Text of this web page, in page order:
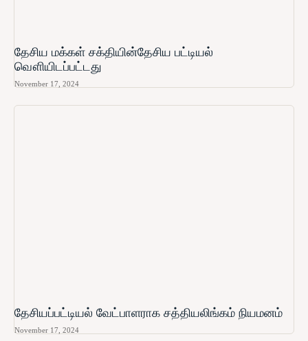
தேசிய மக்கள் சக்தியின்தேசிய பட்டியல்
வௌியிடப்பட்டது
November 17, 2024
தேசியப்பட்டியல் வேட்பாளராக சத்தியலிங்கம் நியமனம்
November 17, 2024